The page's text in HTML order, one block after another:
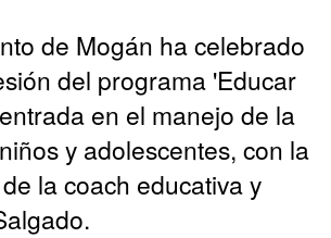
de Mogán ha celebrado
del programa 'Educar
en el manejo de la
y adolescentes, con la
la coach educativa y